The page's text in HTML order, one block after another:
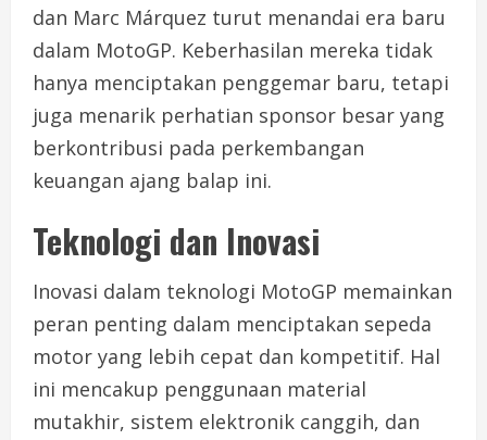
dan Marc Márquez turut menandai era baru
dalam MotoGP. Keberhasilan mereka tidak
hanya menciptakan penggemar baru, tetapi
juga menarik perhatian sponsor besar yang
berkontribusi pada perkembangan
keuangan ajang balap ini.
Teknologi dan Inovasi
Inovasi dalam teknologi MotoGP memainkan
peran penting dalam menciptakan sepeda
motor yang lebih cepat dan kompetitif. Hal
ini mencakup penggunaan material
mutakhir, sistem elektronik canggih, dan